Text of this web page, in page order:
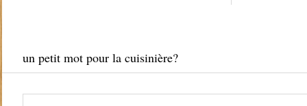
un petit mot pour la cuisinière?